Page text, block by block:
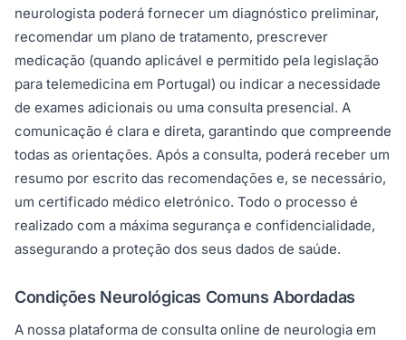
neurologista poderá fornecer um diagnóstico preliminar,
recomendar um plano de tratamento, prescrever
medicação (quando aplicável e permitido pela legislação
para telemedicina em Portugal) ou indicar a necessidade
de exames adicionais ou uma consulta presencial. A
comunicação é clara e direta, garantindo que compreende
todas as orientações. Após a consulta, poderá receber um
resumo por escrito das recomendações e, se necessário,
um certificado médico eletrónico. Todo o processo é
realizado com a máxima segurança e confidencialidade,
assegurando a proteção dos seus dados de saúde.
Condições Neurológicas Comuns Abordadas
A nossa plataforma de consulta online de neurologia em